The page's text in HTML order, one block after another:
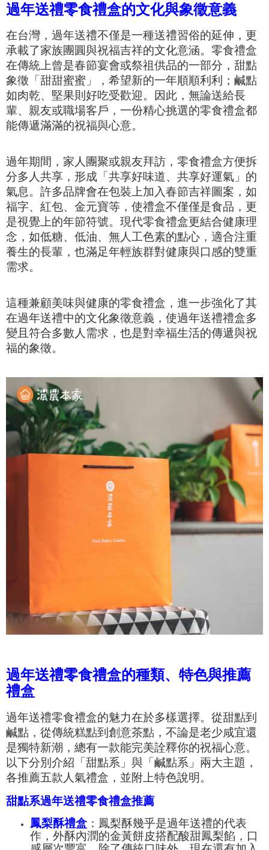
過年送禮零食禮盒的文化與象徵意義
在台灣，過年送禮不僅是一種送禮習俗的延伸，更
承載了家族團圓與祝福吉祥的文化意涵。零食禮盒
在傳統上曾是春節宴會或祭祖供品的一部分，甜點
象徵「甜甜蜜蜜」，希望新的一年順順利利；鹹點
如肉乾、堅果則好吃受歡迎。因此，無論送給長
輩、親友或職場客戶，一份精心挑選的零食禮盒都
能傳遞滿滿的祝福與心意。
過年期間，家人團聚或親友拜訪，零食禮盒方便拆
分多人共享，形成「共享好味道、共享好運氣」的
氣息。許多品牌會在包裝上加入春節吉祥圖案，如
福字、紅包、金元寶等，使禮盒不僅僅是食品，更
是視覺上的年節符號。現代零食禮盒更結合健康理
念，如低糖、低油、無人工色素的點心，適合注重
養生的長輩，也滿足年輕族群對健康與口感的雙重
需求。
這種兼顧美味與健康的零食禮盒，進一步強化了其
在過年送禮中的文化象徵意義，使過年送禮禮盒多
變且符合多數人需求，也是對幸福生活的傳遞與祝
福的象徵。
過年送禮零食禮盒的種類、特色與推薦
禮盒
過年送禮零食禮盒的魅力在於多樣選擇。從甜點到
鹹點，從傳統糕點到創意茶點，不論是老少咸宜還
是獨特新潮，總有一款能完美詮釋你的祝福心意。
以下分別介紹「甜點系」與「鹹點系」兩大主題，
各推薦五款人氣禮盒，並附上特色說明。
甜點系過年送禮零食禮盒推薦
鳳梨酥禮盒 ：鳳梨酥幾乎是過年送禮的代表
作，外酥內潤的金黃餅皮搭配酸甜鳳梨餡，口